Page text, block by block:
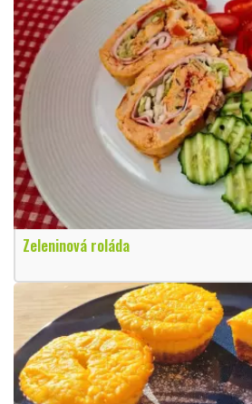
Zeleninová roláda